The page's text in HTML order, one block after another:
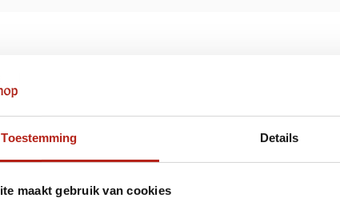
Toestemming Details
maakt gebruik van cookies
Vertragingen kunnen soms voorkomen bij
Wij zijn soms afhankelijk van hun, en proberen z.s.m te